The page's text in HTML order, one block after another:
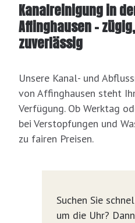
Kanalreinigung in
Affinghausen –
zuverlässig
Unsere Kanal- und
von Affinghausen steht
Verfügung. Ob Werktag
bei Verstopfungen und
zu fairen Preisen.
Suchen Sie
um die Uhr?